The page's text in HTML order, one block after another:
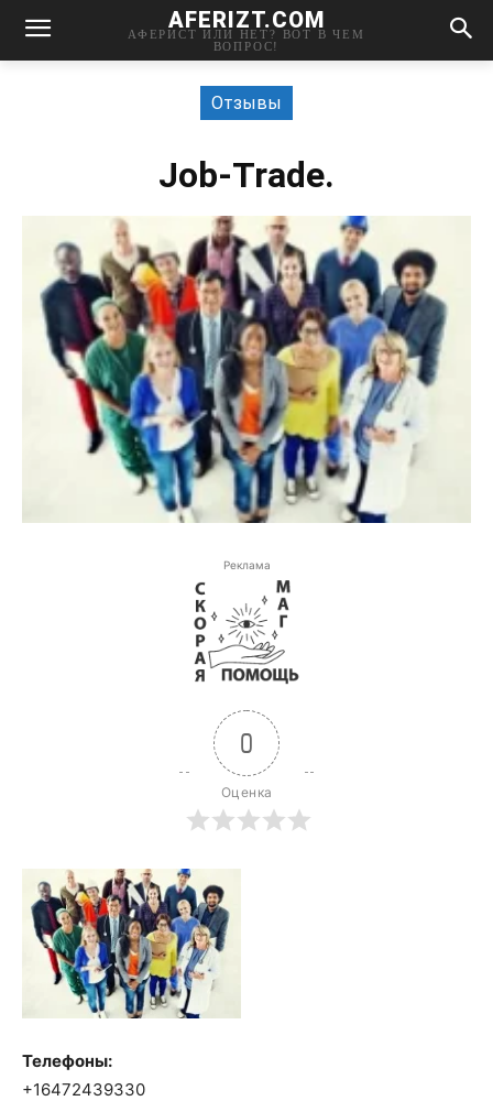
AFERIZT.COM
АФЕРИСТ ИЛИ НЕТ? ВОТ В ЧЕМ
ВОПРОС!
Отзывы
Job-Trade.
Реклама
0
Оценка
Телефоны:
+16472439330